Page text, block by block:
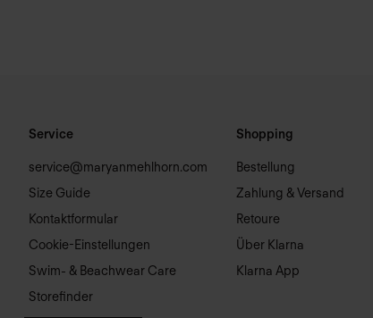
Service
service@maryanmehlhorn.com
Size Guide
Kontaktformular
Cookie-Einstellungen
Swim- & Beachwear Care
Storefinder
Shopping
Bestellung
Zahlung & Versand
Retoure
Über Klarna
Klarna App